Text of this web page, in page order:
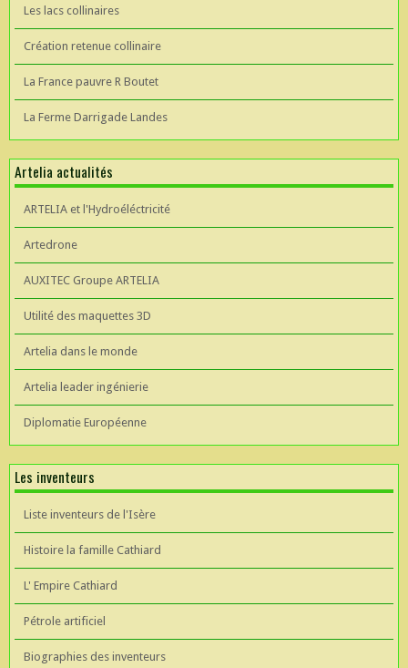
Les lacs collinaires
Création retenue collinaire
La France pauvre R Boutet
La Ferme Darrigade Landes
Artelia actualités
ARTELIA et l'Hydroéléctricité
Artedrone
AUXITEC Groupe ARTELIA
Utilité des maquettes 3D
Artelia dans le monde
Artelia leader ingénierie
Diplomatie Européenne
Les inventeurs
Liste inventeurs de l'Isère
Histoire la famille Cathiard
L' Empire Cathiard
Pétrole artificiel
Biographies des inventeurs